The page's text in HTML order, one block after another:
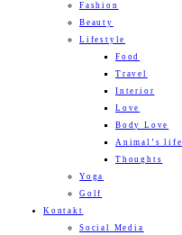
Fashion
Beauty
Lifestyle
Food
Travel
Interior
Love
Body Love
Animal’s life
Thoughts
Yoga
Golf
Kontakt
Social Media